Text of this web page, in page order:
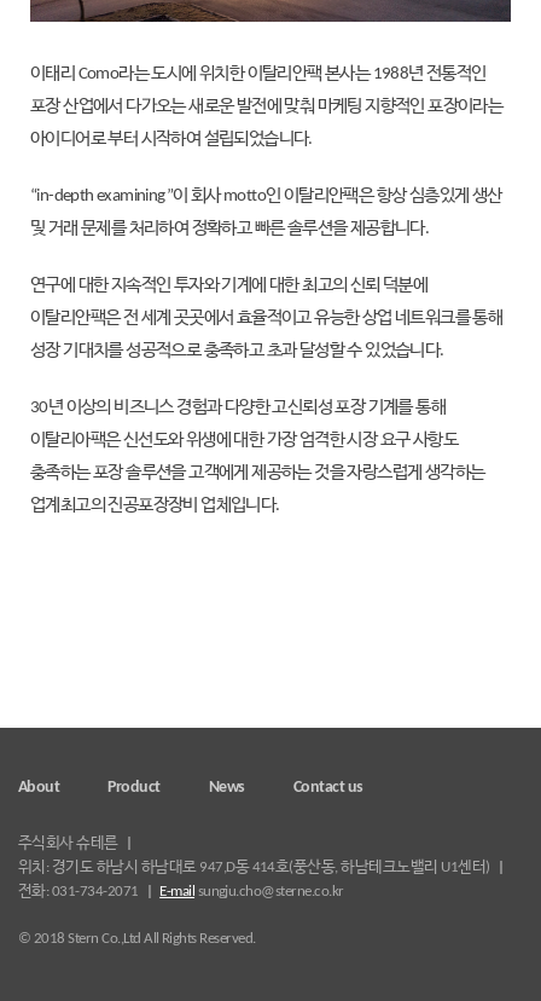
이태리 Como라는 도시에 위치한 이탈리안팩 본사는 1988년 전통적인
포장 산업에서 다가오는 새로운 발전에 맞춰 마케팅 지향적인 포장이라는
아이디어로 부터 시작하여 설립되었습니다.
“in-depth examining”이 회사 motto인 이탈리안팩은 항상 심층있게 생산
및 거래 문제를 처리하여 정확하고 빠른 솔루션을 제공합니다.
연구에 대한 지속적인 투자와 기계에 대한 최고의 신뢰 덕분에
이탈리안팩은 전 세계 곳곳에서 효율적이고 유능한 상업 네트워크를 통해
성장 기대치를 성공적으로 충족하고 초과 달성할 수 있었습니다.
30년 이상의 비즈니스 경험과 다양한 고신뢰성 포장 기계를 통해
이탈리아팩은 신선도와 위생에 대한 가장 엄격한 시장 요구 사항도
충족하는 포장 솔루션을 고객에게 제공하는 것을 자랑스럽게 생각하는
업계최고의 진공포장장비 업체입니다.
About Product News Contact us
주식회사 슈테른
위치: 경기도 하남시 하남대로 947,D동 414호(풍산동, 하남테크노밸리 U1센터)
전화: 031-734-2071
E-mail sungju.cho@sterne.co.kr
© 2018 Stern Co.,Ltd All Rights Reserved.